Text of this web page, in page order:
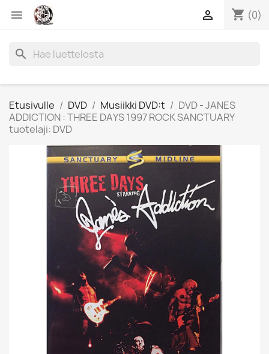
 shopping_cart (0)

search
Etusivulle DVD Musiikki DVD:t
DVD - JANES
ADDICTION : THREE DAYS 1997 ROCK SANCTUARY
tuotelaji: DVD